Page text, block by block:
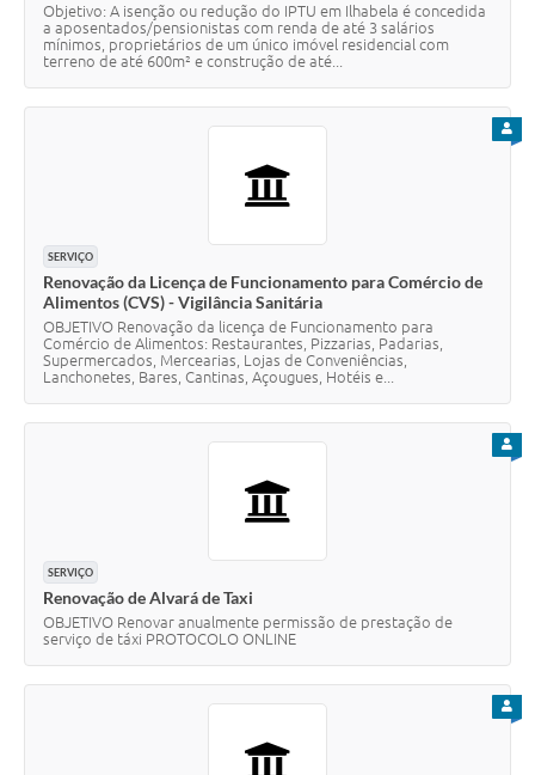
Objetivo: A isenção ou redução do IPTU em Ilhabela é concedida
a aposentados/pensionistas com renda de até 3 salários
mínimos, proprietários de um único imóvel residencial com
terreno de até 600m² e construção de até...
SERVIÇO
Renovação da Licença de Funcionamento para Comércio de
Alimentos (CVS) - Vigilância Sanitária
OBJETIVO Renovação da licença de Funcionamento para
Comércio de Alimentos: Restaurantes, Pizzarias, Padarias,
Supermercados, Mercearias, Lojas de Conveniências,
Lanchonetes, Bares, Cantinas, Açougues, Hotéis e...
SERVIÇO
Renovação de Alvará de Taxi
OBJETIVO Renovar anualmente permissão de prestação de
serviço de táxi PROTOCOLO ONLINE